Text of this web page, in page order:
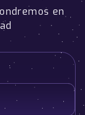
en